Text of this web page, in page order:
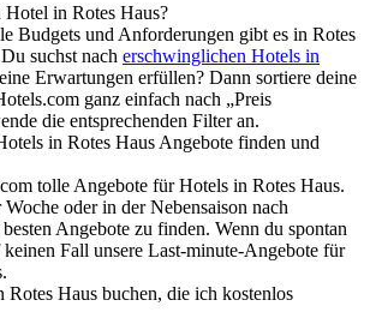
in Rotes Haus?
Budgets und Anforderungen gibt es in Rotes
suchst nach erschwinglichen Hotels in
Erwartungen erfüllen? Dann sortiere deine
ganz einfach nach „Preis
die entsprechenden Filter an.
in Rotes Haus Angebote finden und
tolle Angebote für Hotels in Rotes Haus.
Woche oder in der Nebensaison nach
Angebote zu finden. Wenn du spontan
keinen Fall unsere Last-minute-Angebote für
Haus buchen, die ich kostenlos